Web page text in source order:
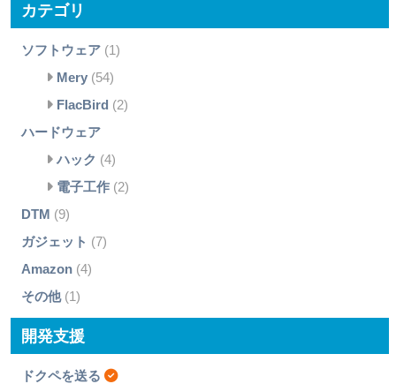
カテゴリ
ソフトウェア(1)
Mery(54)
FlacBird (2)
ハードウェア
ハック (4)
電子工作(2)
DTM (9)
ガジェット (7)
Amazon(4)
その他(1)
開発支援
ドクペを送る